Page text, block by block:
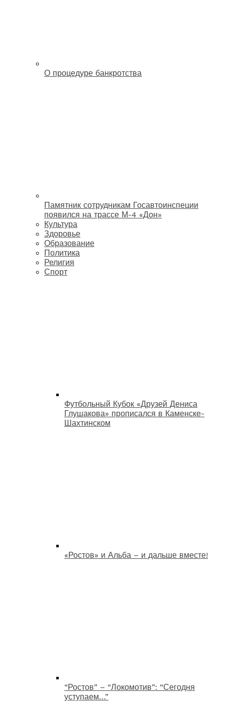
О процедуре банкротства
Памятник сотрудникам Госавтоинспеции
появился на трассе М-4 «Дон»
Культура
Здоровье
Образование
Политика
Религия
Спорт
Футбольный Кубок «Друзей Дениса
Глушакова» прописался в Каменске-
Шахтинском
«Ростов» и Альба – и дальше вместе!
“Ростов” – “Локомотив”: “Сегодня
уступаем…”